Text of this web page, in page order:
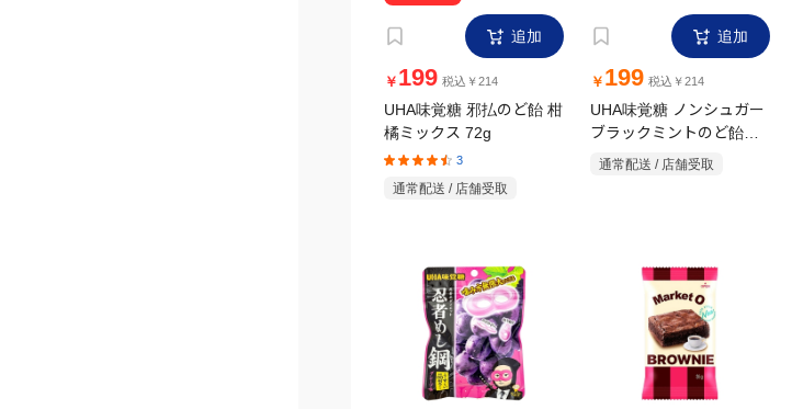
追加
￥ 199 税込￥214
UHA味覚糖 邪払のど飴 柑
橘ミックス 72g
通常配送 / 店舗受取
追加
￥ 199 税込￥214
UHA味覚糖 ノンシュガー
ブラックミントのど飴
75g
通常配送 / 店舗受取